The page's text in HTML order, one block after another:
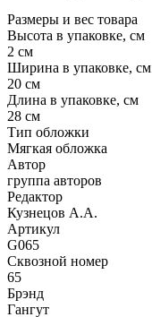
Размеры и вес товара
Высота в упаковке, см
2 см
Ширина в упаковке, см
20 см
Длина в упаковке, см
28 см
Тип обложки
Мягкая обложка
Автор
группа авторов
Редактор
Кузнецов А.А.
Артикул
G065
Сквозной номер
65
Брэнд
Гангут